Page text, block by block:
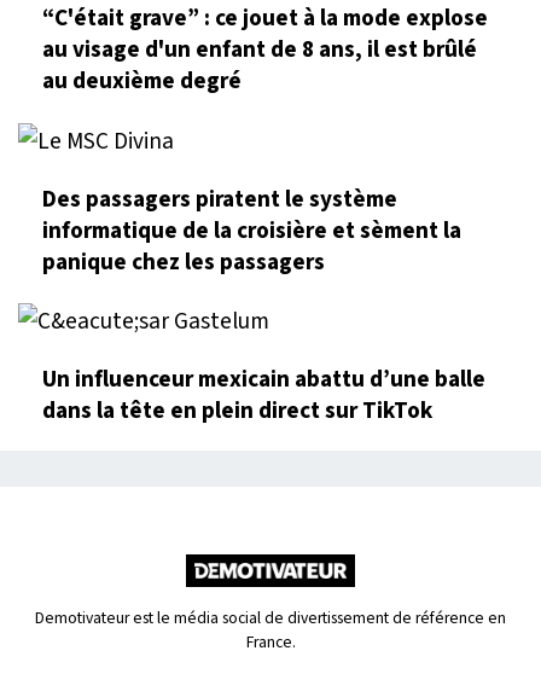
“C'était grave” : ce jouet à la mode explose
au visage d'un enfant de 8 ans, il est brûlé
au deuxième degré
Des passagers piratent le système
informatique de la croisière et sèment la
panique chez les passagers
Un influenceur mexicain abattu d’une balle
dans la tête en plein direct sur TikTok
Demotivateur est le média social de divertissement de référence en
France.